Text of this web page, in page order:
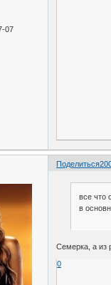
07
Поделиться
все что
в
Семерка, а из
0